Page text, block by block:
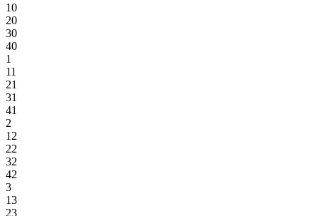
10
20
30
40
1
11
21
31
41
2
12
22
32
42
3
13
23